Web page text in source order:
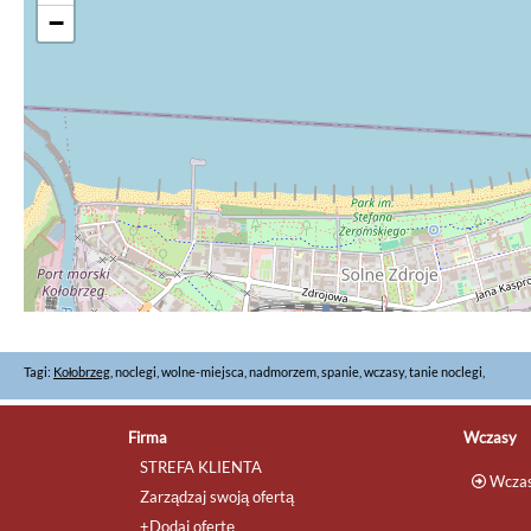
−
Tagi: Kołobrzeg , noclegi, wolne-miejsca, nadmorzem, spanie, wczasy, tanie noclegi,
Firma
STREFA KLIENTA
Zarządzaj swoją ofertą
+Dodaj ofertę
Wczasy